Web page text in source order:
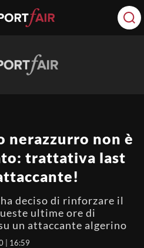
nerazzurro non è
trattativa last
deciso di rinforzare il
ultime ore di
un attaccante algerino
| 16:59